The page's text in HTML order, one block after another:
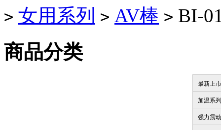
> 女用系列 > AV棒 > BI-
商品分类
最新上市
加温系列
强力震动